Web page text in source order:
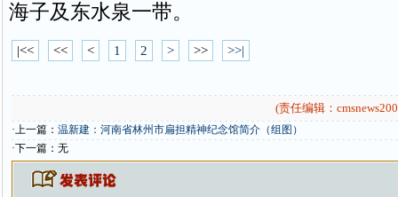
海子及东水泉一带。
|<< << < 1 2 > >> >>|
(责任编辑：
·上一篇： 温新建：河南省林州市扁担精神纪念馆简介（组图）
·下一篇：无